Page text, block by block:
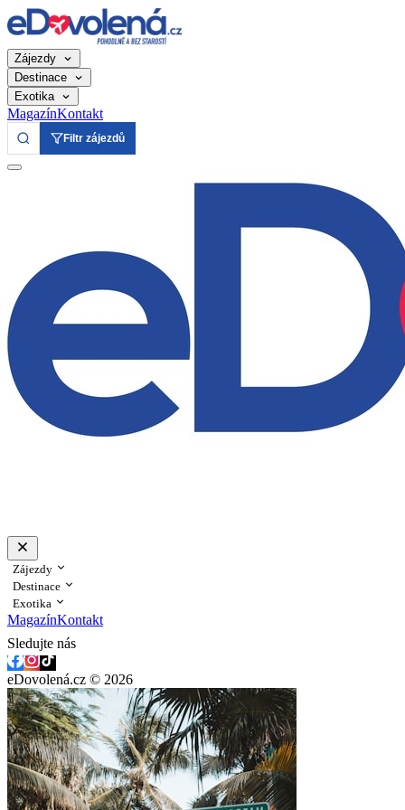
Zájezdy
Destinace
Exotika
MagazínKontakt
Filtr zájezdů
Zájezdy
Destinace
Exotika
MagazínKontakt
Sledujte nás
eDovolená.cz © 2026